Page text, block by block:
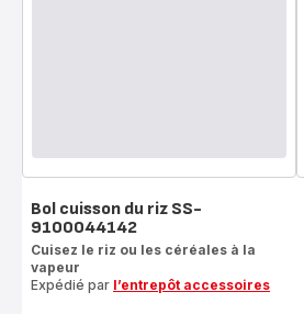
Bol cuisson du riz SS-
9100044142
Cuisez le riz ou les céréales à la
vapeur
Expédié par l’entrepôt accessoires